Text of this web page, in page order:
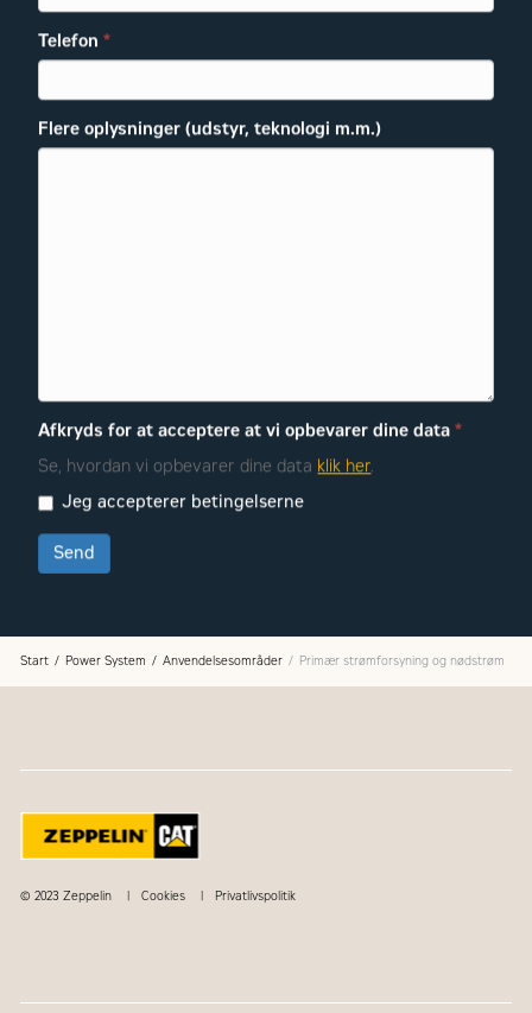
Telefon*
Flere oplysninger (udstyr, teknologi m.m.)
Afkryds for at acceptere at vi opbevarer dine data*
Se, hvordan vi opbevarer dine data klik her.
Jeg accepterer betingelserne
Send
Start Power System Anvendelsesområder Primær strømforsyning og nødstrøm
© 2023 Zeppelin Cookies Privatlivspolitik